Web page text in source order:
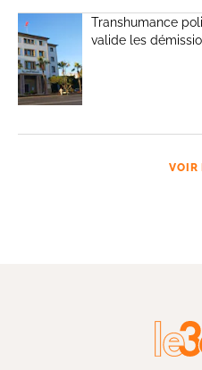
Transhumance
valide les
VOIR